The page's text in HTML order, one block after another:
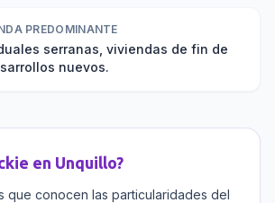
PREDOMINANTE
serranas, viviendas de fin de
nuevos.
en Unquillo?
que conocen las particularidades del